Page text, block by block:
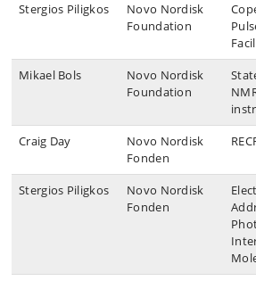
Stergios Piligkos
Novo Nordisk
Foundation
Mikael Bols
Novo Nordisk
Foundation
Craig Day
Novo Nordisk
Fonden
Stergios Piligkos
Novo Nordisk
Fonden